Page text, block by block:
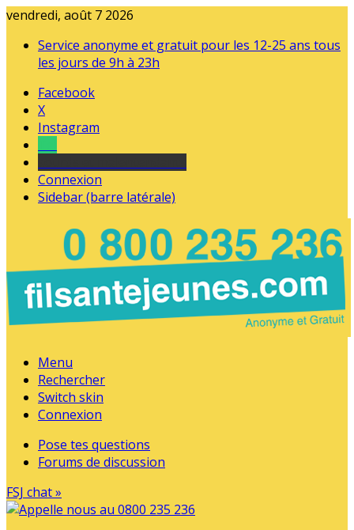
vendredi, août 7 2026
Service anonyme et gratuit pour les 12-25 ans tous
les jours de 9h à 23h
Facebook
X
Instagram
Connexion
Sidebar (barre latérale)
Menu
Rechercher
Switch skin
Connexion
Pose tes questions
Forums de discussion
FSJ chat »